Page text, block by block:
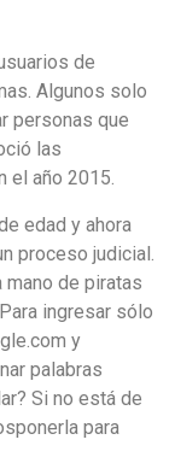
de
Algunos solo
personas que
las
el año 2015.
edad y ahora
proceso judicial.
mano de piratas
ingresar sólo
y
palabras
Si no está de
para